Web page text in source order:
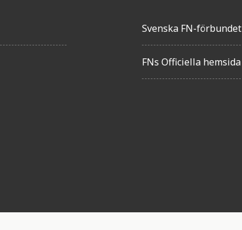
Svenska FN-förbundet
FNs Officiella hemsida